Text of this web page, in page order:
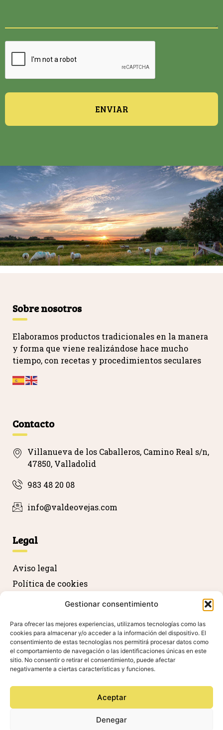
Gestionar consentimiento
Para ofrecer las mejores experiencias, utilizamos tecnologías como las
cookies para almacenar y/o acceder a la información del dispositivo. El
consentimiento de estas tecnologías nos permitirá procesar datos como
el comportamiento de navegación o las identificaciones únicas en este
sitio. No consentir o retirar el consentimiento, puede afectar
negativamente a ciertas características y funciones.
Aceptar
Denegar
ENVIAR
Sobre nosotros
Elaboramos productos tradicionales en la manera
y forma que viene realizándose hace mucho
tiempo, con recetas y procedimientos seculares
Contacto
Villanueva de los Caballeros, Camino Real s/n,
47850, Valladolid
983 48 20 08
info@valdeovejas.com
Legal
Aviso legal
Política de cookies
Política de privacidad
Declaración de accesibilidad
Agradecimientos